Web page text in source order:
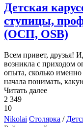
Детская
ступицы,
(ОСП, OSB)
Всем привет, друзья!
возникла с приходом
опыта, сколько именно
начала понимать,
Читать далее
2 349
10
Nikolai Столярка /